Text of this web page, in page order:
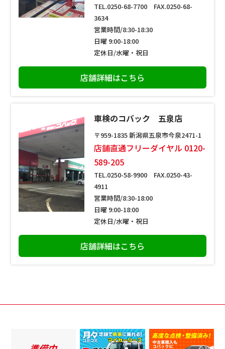
TEL.0250-68-7700 FAX.0250-68-
3634
営業時間/8:30-18:30
日曜 9:00-18:00
定休日/水曜・祝日
店舗詳細はこちら
車検のコバック 五泉店
〒959-1835 新潟県五泉市今泉2471-1
店舗直通フリーダイヤル 0120-
589-205
TEL.0250-58-9900 FAX.0250-43-
4911
営業時間/8:30-18:00
日曜 9:00-18:00
定休日/水曜・祝日
店舗詳細はこちら